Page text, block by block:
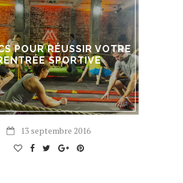
POUR RÉUSSIR VOTRE
SPORTIVE
13 septembre 2016